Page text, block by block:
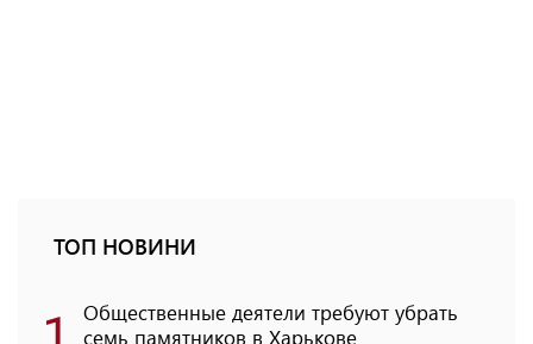
ТОП НОВИНИ
Общественные деятели требуют убрать
семь памятников в Харькове